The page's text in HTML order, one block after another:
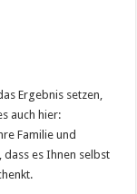
Ergebnis setzen,
auch hier:
Familie und
dass es Ihnen selbst